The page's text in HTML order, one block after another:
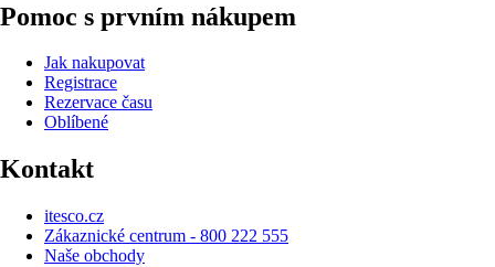
Pomoc s prvním nákupem
Jak nakupovat
Registrace
Rezervace času
Oblíbené
Kontakt
itesco.cz
Zákaznické centrum - 800 222 555
Naše obchody